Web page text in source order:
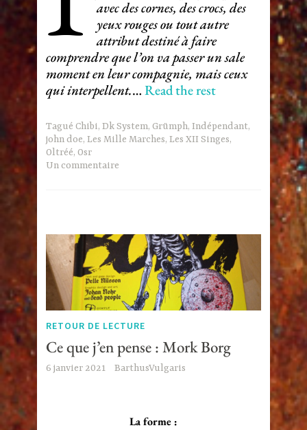
avec des cornes, des crocs, des
yeux rouges ou tout autre
attribut destiné à faire
comprendre que l’on va passer un sale
moment en leur compagnie, mais ceux
qui interpellent.…Read the rest
TaguéChibi,Dk System,Grümph,Indépendant,
john doe,Les Mille Marches,Les XII Singes,
Oltréé,Osr
Un commentaire
RETOUR DE LECTURE
Ce que j’en pense : Mork Borg
6 janvier 2021 BarthusVulgaris
La forme :